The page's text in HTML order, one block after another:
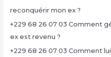
reconquérir mon ex ?
+229 68 26 07 03 Comment
ex est revenu ?
+229 68 26 07 03 Comment